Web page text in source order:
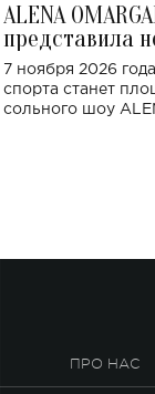
ALENA
представила
большого
спорта
7 ноября 2026
спорта станет
сольного шоу
ПРО НАС